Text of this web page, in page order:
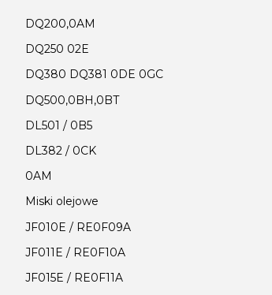
DQ200,0AM
DQ250 02E
DQ380 DQ381 0DE 0GC
DQ500,0BH,0BT
DL501 / 0B5
DL382 / 0CK
0AM
Miski olejowe
JF010E / RE0F09A
JF011E / RE0F10A
JF015E / RE0F11A